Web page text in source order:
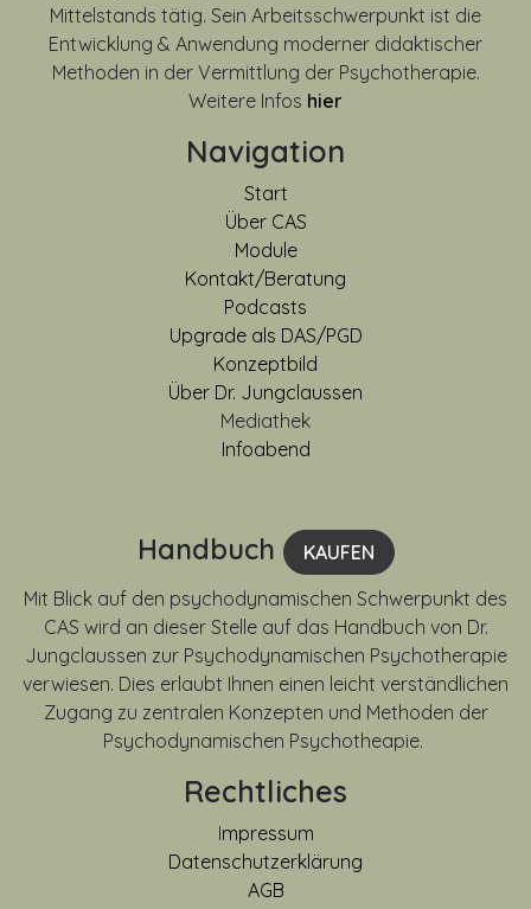
Mittelstands tätig. Sein Arbeitsschwerpunkt ist die
Entwicklung & Anwendung moderner didaktischer
Methoden in der Vermittlung der Psychotherapie.
Weitere Infos hier
Navigation
Start
Über CAS
Module
Kontakt/Beratung
Podcasts
Upgrade als DAS/PGD
Konzeptbild
Über Dr. Jungclaussen
Mediathek
Infoabend
Handbuch
KAUFEN
Mit Blick auf den psychodynamischen Schwerpunkt des
CAS wird an dieser Stelle auf das Handbuch von Dr.
Jungclaussen zur Psychodynamischen Psychotherapie
verwiesen. Dies erlaubt Ihnen einen leicht verständlichen
Zugang zu zentralen Konzepten und Methoden der
Psychodynamischen Psychotheapie.
Rechtliches
Impressum
Datenschutzerklärung
AGB